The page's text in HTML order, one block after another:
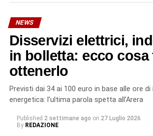
stimata in oltre 30 litri al secondo. «Un
con collare di riparazione non è stato
in una nota dell’azienda – a contenere la
tecnici hanno quindi valutato che l’unica
realmente risolutiva è la sostituzione
danneggiato: un intervento più
necessario per garantire un ripristino
dell’infrastruttura, evitando il rischio di
breve termine». Il tempo previsto per la
NEWS
Disservizi elettrici,
in bolletta: ecco cosa
ottenerlo
Previsti dai 34 ai 100 euro in base alle ore
energetica: l’ultima parola spetta all’Arera
Published 2 settimane ago on 27 Luglio 2026
By REDAZIONE